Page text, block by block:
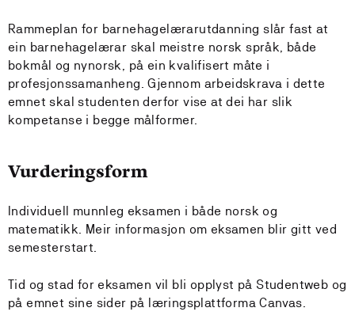
Rammeplan for barnehagelærarutdanning slår fast at
ein barnehagelærar skal meistre norsk språk, både
bokmål og nynorsk, på ein kvalifisert måte i
profesjonssamanheng. Gjennom arbeidskrava i dette
emnet skal studenten derfor vise at dei har slik
kompetanse i begge målformer.
Vurderingsform
Individuell munnleg eksamen i både norsk og
matematikk. Meir informasjon om eksamen blir gitt ved
semesterstart.
Tid og stad for eksamen vil bli opplyst på Studentweb og
på emnet sine sider på læringsplattforma Canvas.